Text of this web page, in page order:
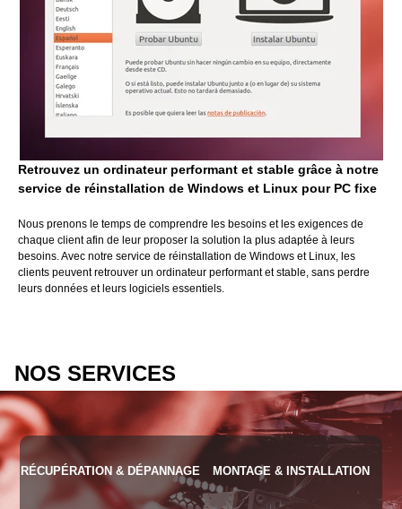
Retrouvez un ordinateur performant et stable grâce à notre
service de réinstallation de Windows et Linux pour PC fixe
Nous prenons le temps de comprendre les besoins et les exigences de
chaque client afin de leur proposer la solution la plus adaptée à leurs
besoins. Avec notre service de réinstallation de Windows et Linux, les
clients peuvent retrouver un ordinateur performant et stable, sans perdre
leurs données et leurs logiciels essentiels.
NOS SERVICES
RÉCUPÉRATION & DÉPANNAGE MONTAGE & INSTALLATION